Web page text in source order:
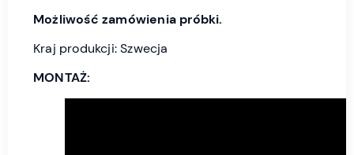
Możliwość zamówienia próbki.
Kraj produkcji: Szwecja
MONTAŻ: